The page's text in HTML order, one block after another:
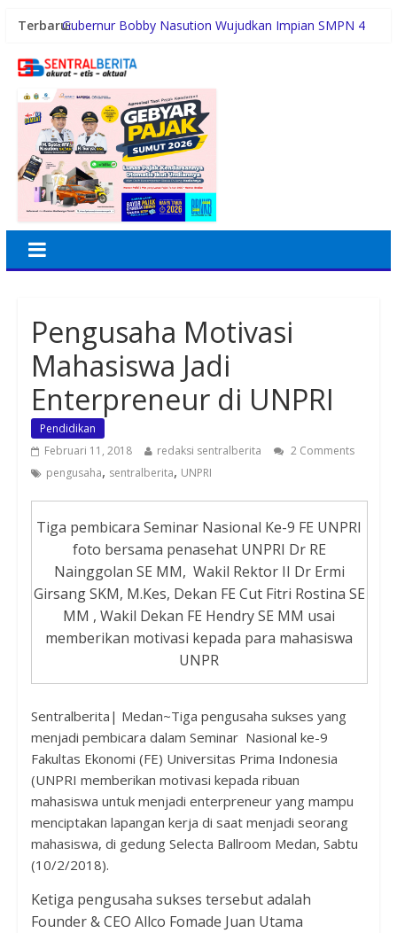
Terbaru:Gubernur Bobby Nasution Wujudkan Impian SMPN 4
Duta Genre Harus Jadi Penggerak Remaja, Rico Waas:
Sutarto Minta Banteng Sumut Merah FC Harumkan
Nama Sumut di Ajang Soekarno Cup 2026
Persiapan HUT RI ke-81, Anggota Paskibra Kecamatan
Idi Tunong Mulai Gelar Latihan Intensif
Satres PPAPPO Polres Karo Ringkus Pemuda
Pengusaha Motivasi
Mahasiswa Jadi
Enterpreneur di UNPRI
Pendidikan
Februari 11, 2018
redaksi sentralberita
2 Comments
pengusaha, sentralberita, UNPRI
Tiga pembicara Seminar Nasional Ke-9 FE UNPRI
foto bersama penasehat UNPRI Dr RE
Nainggolan SE MM, Wakil Rektor II Dr Ermi
Girsang SKM, M.Kes, Dekan FE Cut Fitri Rostina SE
MM , Wakil Dekan FE Hendry SE MM usai
memberikan motivasi kepada para mahasiswa
UNPR
Sentralberita| Medan~Tiga pengusaha sukses yang
menjadi pembicara dalam Seminar Nasional ke-9
Fakultas Ekonomi (FE) Universitas Prima Indonesia
(UNPRI memberikan motivasi kepada ribuan
mahasiswa untuk menjadi enterpreneur yang mampu
menciptakan lapangan kerja di saat menjadi seorang
mahasiswa, di gedung Selecta Ballroom Medan, Sabtu
(10/2/2018).
Ketiga pengusaha sukses tersebut adalah
Founder & CEO Allco Fomade Juan Utama